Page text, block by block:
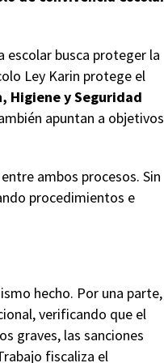
busca proteger la
Ley Karin protege el
Higiene y Seguridad
apuntan a objetivos
ambos procesos. Sin
procedimientos e
hecho. Por una parte,
verificando que el
graves, las sanciones
fiscaliza el